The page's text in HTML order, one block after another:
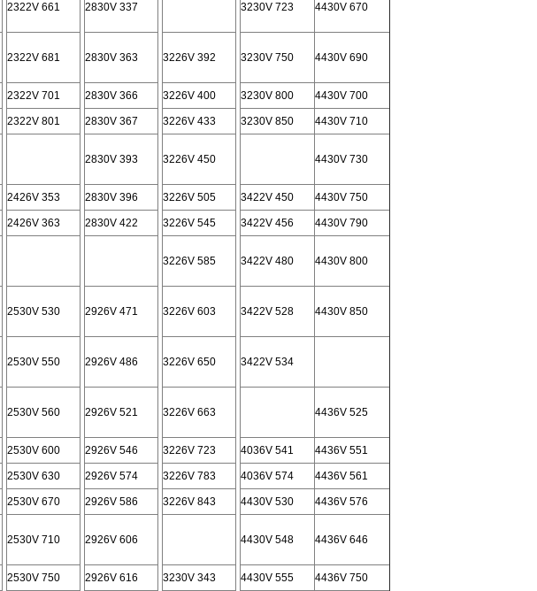
2322V 661 2830V 337 3230V 723 4430V 670
2322V 681 2830V 363 3226V 392 3230V 750 4430V 690
2322V 701 2830V 366 3226V 400 3230V 800 4430V 700
2322V 801 2830V 367 3226V 433 3230V 850 4430V 710
2830V 393 3226V 450 4430V 730
2426V 353 2830V 396 3226V 505 3422V 450 4430V 750
2426V 363 2830V 422 3226V 545 3422V 456 4430V 790
3226V 585 3422V 480 4430V 800
2530V 530 2926V 471 3226V 603 3422V 528 4430V 850
2530V 550 2926V 486 3226V 650 3422V 534
2530V 560 2926V 521 3226V 663 4436V 525
2530V 600 2926V 546 3226V 723 4036V 541 4436V 551
2530V 630 2926V 574 3226V 783 4036V 574 4436V 561
2530V 670 2926V 586 3226V 843 4430V 530 4436V 576
2530V 710 2926V 606 4430V 548 4436V 646
2530V 750 2926V 616 3230V 343 4430V 555 4436V 750